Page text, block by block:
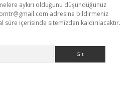
aykırı olduğunu düşündüğünüz
adresine bildirmeniz
süre içerisinde sitemizden kaldırılacaktır.